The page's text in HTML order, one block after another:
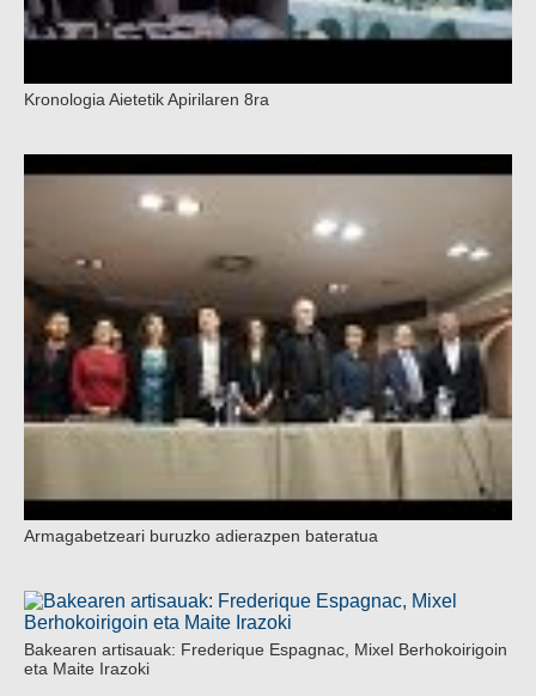
Kronologia Aietetik Apirilaren 8ra
Armagabetzeari buruzko adierazpen bateratua
Bakearen artisauak: Frederique Espagnac, Mixel Berhokoirigoin
eta Maite Irazoki